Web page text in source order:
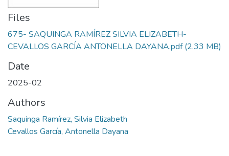
Files
675- SAQUINGA RAMÍREZ SILVIA ELIZABETH-
CEVALLOS GARCÍA ANTONELLA DAYANA.pdf(2.33 MB)
Date
2025-02
Authors
Saquinga Ramírez, Silvia Elizabeth
Cevallos García, Antonella Dayana